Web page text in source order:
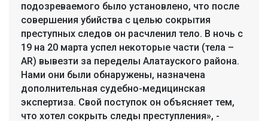
подозреваемого было установлено, что после
совершения убийства с целью сокрытия
преступных следов он расчленил тело. В ночь с
19 на 20 марта успел некоторые части (тела –
AR) вывезти за переделы Алатауского района.
Нами они были обнаружены, назначена
дополнительная судебно-медицинская
экспертиза. Свой поступок он объясняет тем,
что хотел сокрыть следы преступления», -